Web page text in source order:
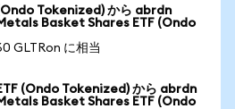
Tokenized) から abrdn
Basket Shares ETF (Ondo
GLTRon に相当
(Ondo Tokenized) から abrdn
Basket Shares ETF (Ondo